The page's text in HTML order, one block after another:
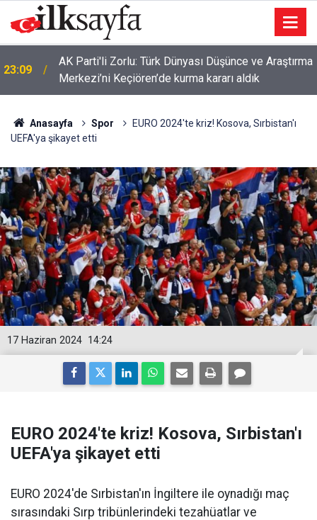
23:09
AK Parti'li Zorlu: Türk Dünyası Düşünce ve Araştırma
Merkezi’ni Keçiören’de kurma kararı aldık
Anasayfa Spor
EURO 2024'te kriz! Kosova, Sırbistan'ı
UEFA'ya şikayet etti
14:24
17 Haziran 2024
EURO 2024'te kriz! Kosova, Sırbistan'ı
UEFA'ya şikayet etti
EURO 2024'de Sırbistan'ın İngiltere ile oynadığı maç
sırasındaki Sırp tribünlerindeki tezahüatlar ve